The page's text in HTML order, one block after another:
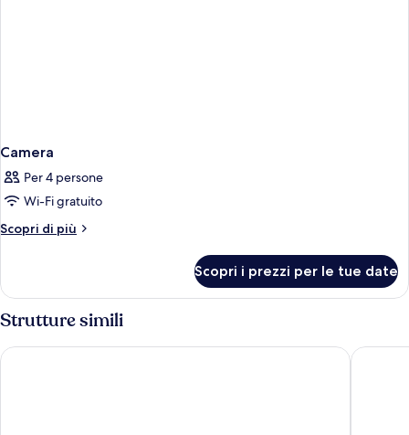
Camera
Per 4 persone
Wi-Fi gratuito
Scopri di più
Altri
Scopri i prezzi per le tue date
Strutture simili
Sirkeci Mansion